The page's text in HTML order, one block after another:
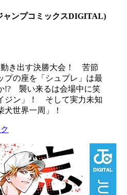
ャンプコミックスDIGITAL)
き出す決勝大会！ 苦節
プの座を「シュプレ」は最
!? 襲い来るは会場中に笑
ジン」！ そして実力未知
世界一周」！